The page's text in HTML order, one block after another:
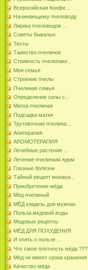
Всеросийская Конфе...
Начинающему пчеловоду
Лирика пчеловодов ...
Советы бывалых
Тесты
Таинство пчелиное
Стоимость пчелопаке...
Моя семья
Строение пчелы
Пчелиная семья
Определение силы с...
Матка пчелиная
Подсадка матки
Трутовочная пчелина...
Апитерапия
АРОМОТЕРАПИЯ
Лечебные растения ...
Лечение пчелиным ядом
Глазные болезни
Тайный рецепт монахи...
Приобретение мёда
Мёд пчелиный
МЁД кладезь для мужчин
Польза медовой воды
Медовые рецепты
МЁД ДЛЯ ПОХУДЕНИЯ
И опять о пользе ...
Что такое плотность мёда ???
Мёд не имеет срока хранения
Качество мёда